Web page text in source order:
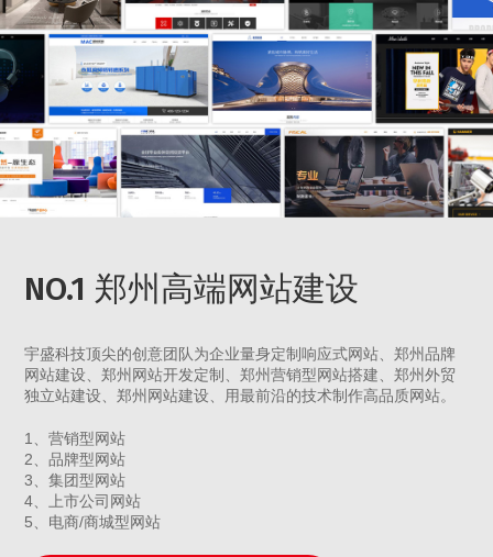
NO.1 郑州高端网站建设
宇盛科技顶尖的创意团队为企业量身定制响应式网站、郑州品牌
网站建设、郑州网站开发定制、郑州营销型网站搭建、郑州外贸
独立站建设、郑州网站建设、用最前沿的技术制作高品质网站。
1、营销型网站
2、品牌型网站
3、集团型网站
4、上市公司网站
5、电商/商城型网站